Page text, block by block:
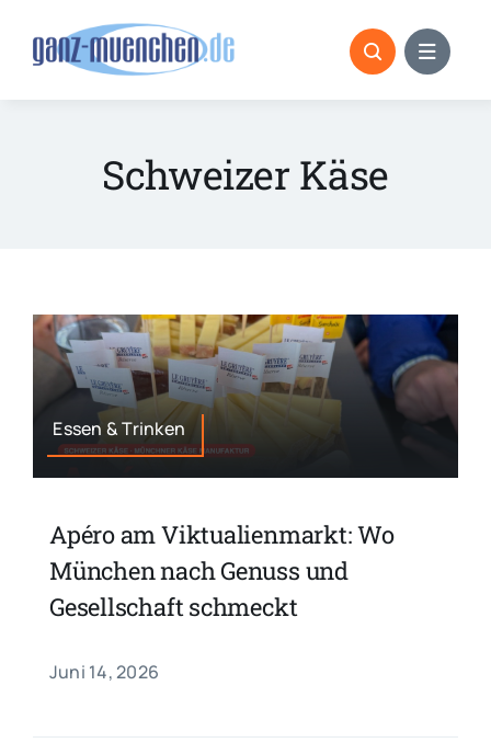
Schweizer Käse
Essen & Trinken
Apéro am Viktualienmarkt: Wo
München nach Genuss und
Gesellschaft schmeckt
Juni 14, 2026